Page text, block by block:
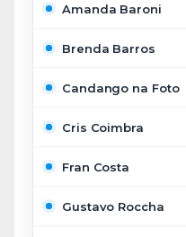
Amanda Baroni
Brenda Barros
Candango na Foto
Cris Coimbra
Fran Costa
Gustavo Roccha